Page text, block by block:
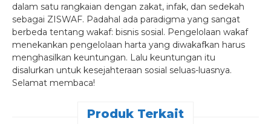
dalam satu rangkaian dengan zakat, infak, dan sedekah
sebagai ZISWAF. Padahal ada paradigma yang sangat
berbeda tentang wakaf: bisnis sosial. Pengelolaan wakaf
menekankan pengelolaan harta yang diwakafkan harus
menghasilkan keuntungan. Lalu keuntungan itu
disalurkan untuk kesejahteraan sosial seluas-luasnya.
Selamat membaca!
Produk Terkait